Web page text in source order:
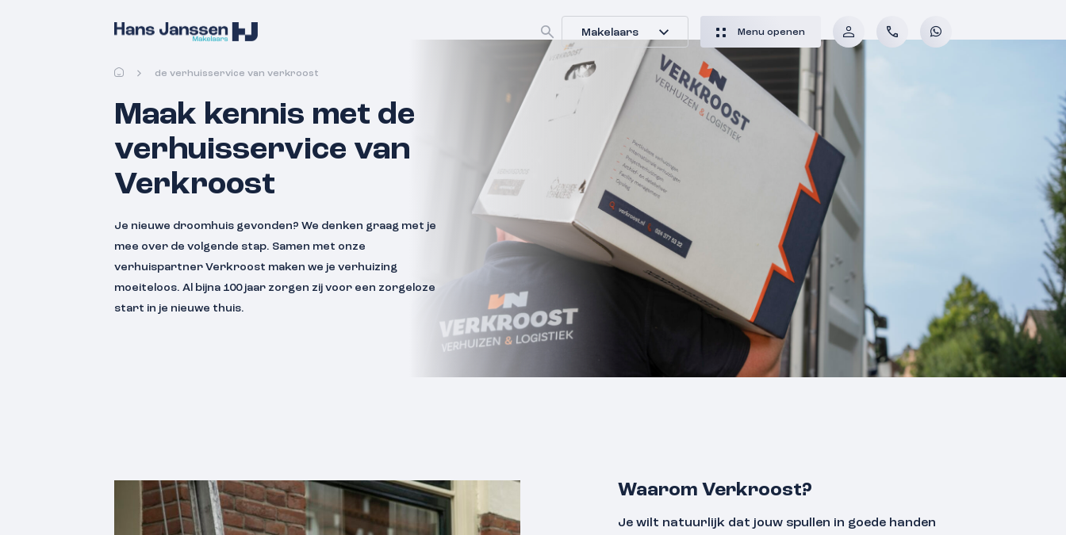
Makelaars Menu openen
de verhuisservice van verkroost
Maak kennis met de
verhuisservice van
Verkroost
Je nieuwe droomhuis gevonden? We denken graag met je
mee over de volgende stap. Samen met onze
verhuispartner Verkroost maken we je verhuizing
moeiteloos. Al bijna 100 jaar zorgen zij voor een zorgeloze
start in je nieuwe thuis.
Waarom Verkroost?
Je wilt natuurlijk dat jouw spullen in goede handen